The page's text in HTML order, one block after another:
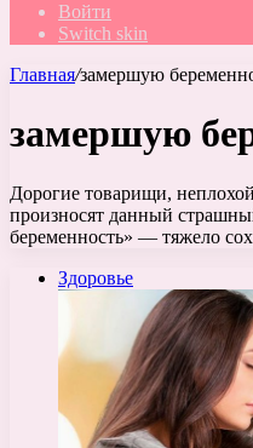
Войти
Switch skin
Главная/замершую
замершую
Дорогие товарищи,
произносят данный
беременность» — тяжело
Здоровье